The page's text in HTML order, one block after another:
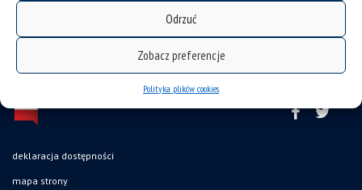
Odrzuć
Zobacz preferencje
Polityka plików cookies
deklaracja dostępności
mapa strony